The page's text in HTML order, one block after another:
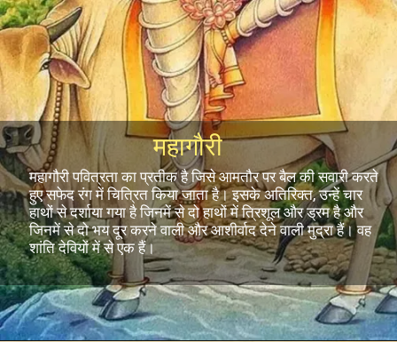
महागौरी
महागौरी पवित्रता का प्रतीक है जिसे आमतौर पर बैल की सवारी करते
हुए सफेद रंग में चित्रित किया जाता है। इसके अतिरिक्त, उन्हें चार
हाथों से दर्शाया गया है जिनमें से दो हाथों में त्रिशूल और ड्रम है और
जिनमें से दो भय दूर करने वाली और आशीर्वाद देने वाली मुद्रा हैं। वह
शांति देवियों में से एक हैं।